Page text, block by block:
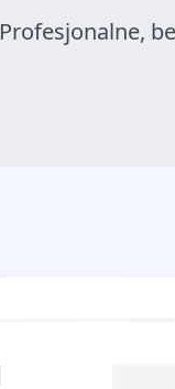
Profesjonalne,